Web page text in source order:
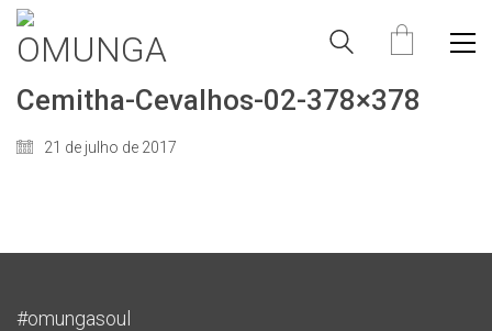
Cemitha-Cevalhos-02-378×378
21 de julho de 2017
#omungasoul